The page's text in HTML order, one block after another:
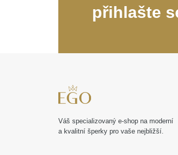
přihlašte
Váš specializovaný e-shop na moderní
a kvalitní šperky pro vaše nejbližší.